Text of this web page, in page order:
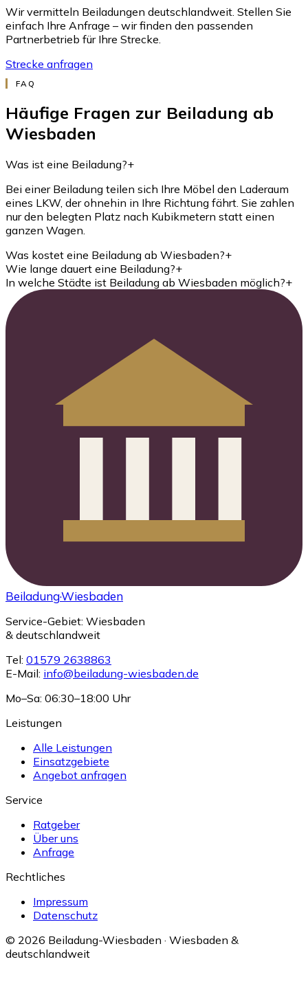
Wir vermitteln Beiladungen deutschlandweit. Stellen Sie
einfach Ihre Anfrage – wir finden den passenden
Partnerbetrieb für Ihre Strecke.
Strecke anfragen
FAQ
Häufige Fragen zur Beiladung ab
Wiesbaden
Was ist eine Beiladung?+
Bei einer Beiladung teilen sich Ihre Möbel den Laderaum
eines LKW, der ohnehin in Ihre Richtung fährt. Sie zahlen
nur den belegten Platz nach Kubikmetern statt einen
ganzen Wagen.
Was kostet eine Beiladung ab Wiesbaden?+
Wie lange dauert eine Beiladung?+
In welche Städte ist Beiladung ab Wiesbaden möglich?+
Beiladung·Wiesbaden
Service-Gebiet: Wiesbaden
& deutschlandweit
Tel: 01579 2638863
E-Mail: info@beiladung-wiesbaden.de
Mo–Sa: 06:30–18:00 Uhr
Leistungen
Alle Leistungen
Einsatzgebiete
Angebot anfragen
Service
Ratgeber
Über uns
Anfrage
Rechtliches
Impressum
Datenschutz
© 2026 Beiladung-Wiesbaden · Wiesbaden &
deutschlandweit